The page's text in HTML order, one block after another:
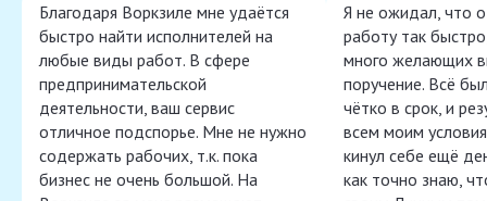
Благодаря Воркзиле мне удаётся
быстро найти исполнителей на
любые виды работ. В сфере
предпринимательской
деятельности, ваш сервис
отличное подспорье. Мне не нужно
содержать рабочих, т.к. пока
бизнес не очень большой. На
Я не ожидал, что
работу так
много желающих
поручение. Всё
чётко в срок, и
всем моим
кинул себе ещё
как точно знаю,